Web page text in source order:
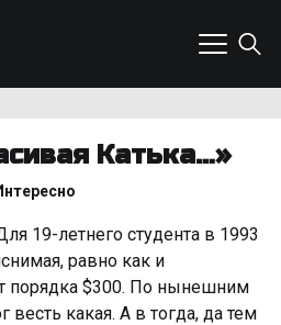
Катька…»
19-летнего студента в 1993
равно как и
порядка $300. По нынешним
какая. А в тогда, да тем